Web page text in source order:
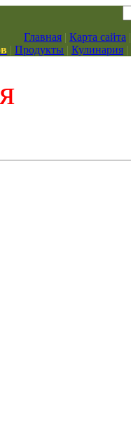
Главная | Карта сайта |
| Продукты | Кулинария |